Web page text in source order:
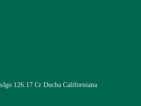
Jgo 126.17 Cr Ducha Californiana